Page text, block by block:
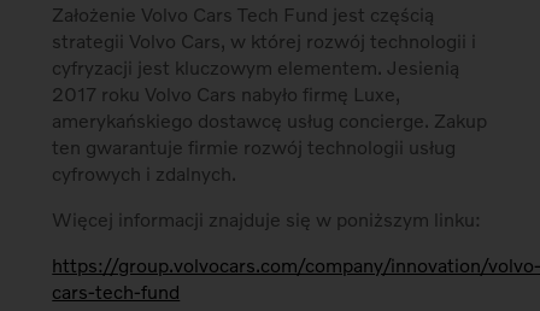
Założenie Volvo Cars Tech Fund jest częścią
strategii Volvo Cars, w której rozwój technologii i
cyfryzacji jest kluczowym elementem. Jesienią
2017 roku Volvo Cars nabyło firmę Luxe,
amerykańskiego dostawcę usług concierge. Zakup
ten gwarantuje firmie rozwój technologii usług
cyfrowych i zdalnych.
Więcej informacji znajduje się w poniższym linku:
https://group.volvocars.com/company/innovation/
cars-tech-fund